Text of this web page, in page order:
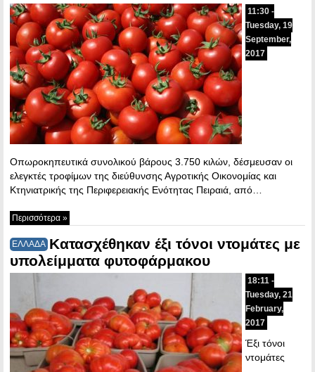
11:30 -
Tuesday, 19
September,
2017
Οπωροκηπευτικά συνολικού βάρους 3.750 κιλών, δέσμευσαν οι
ελεγκτές τροφίμων της διεύθυνσης Αγροτικής Οικονομίας και
Κτηνιατρικής της Περιφερειακής Ενότητας Πειραιά, από…
Περισσότερα »
ΕΛΛΑΔΑ Κατασχέθηκαν έξι τόνοι ντομάτες με
υπολείμματα φυτοφάρμακου
18:11 -
Tuesday, 21
February,
2017
Έξι τόνοι
ντομάτες